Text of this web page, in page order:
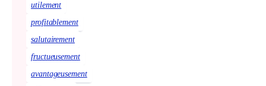
utilement
profitablement
salutairement
fructueusement
avantageusement